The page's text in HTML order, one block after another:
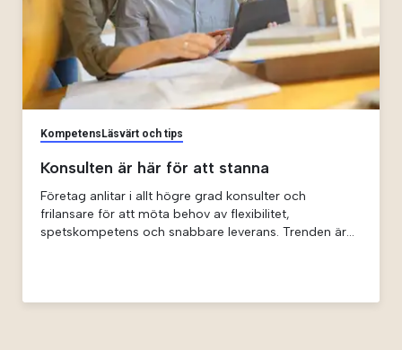
Kompetens Läsvärt och tips
Konsulten är här för att stanna
Företag anlitar i allt högre grad konsulter och
frilansare för att möta behov av flexibilitet,
spetskompetens och snabbare leverans. Trenden är